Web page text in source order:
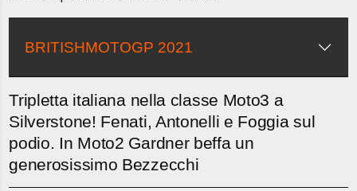
BRITISHMOTOGP 2021
Tripletta italiana nella classe Moto3 a
Silverstone! Fenati, Antonelli e Foggia sul
podio. In Moto2 Gardner beffa un
generosissimo Bezzecchi